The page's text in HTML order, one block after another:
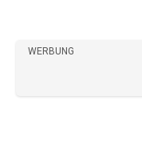
WERBUNG